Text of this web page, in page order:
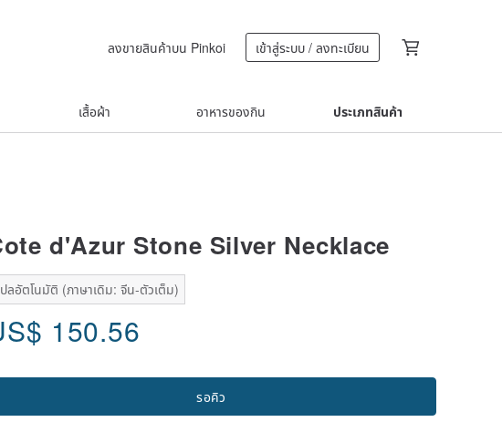
ลงขายสินค้าบน Pinkoi เข้าสู่ระบบ / ลงทะเบียน
เสื้อผ้า อาหารของกิน ประเภทสินค้า
d'Azur Stone Silver Necklace
ลอัตโนมัติ (ภาษาเดิม: จีน-ตัวเต็ม)
150.56
รอคิว